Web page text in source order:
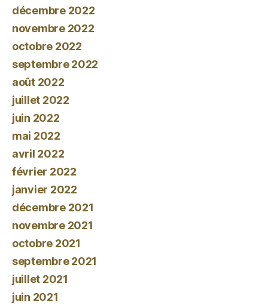
décembre 2022
novembre 2022
octobre 2022
septembre 2022
août 2022
juillet 2022
juin 2022
mai 2022
avril 2022
février 2022
janvier 2022
décembre 2021
novembre 2021
octobre 2021
septembre 2021
juillet 2021
juin 2021